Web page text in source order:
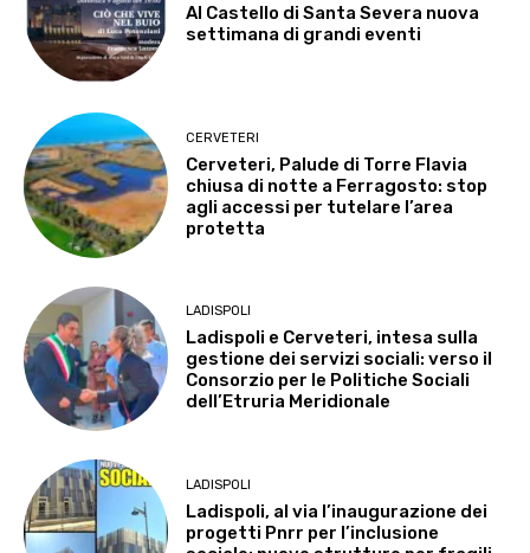
Al Castello di Santa Severa nuova
settimana di grandi eventi
CERVETERI
Cerveteri, Palude di Torre Flavia
chiusa di notte a Ferragosto: stop
agli accessi per tutelare l’area
protetta
LADISPOLI
Ladispoli e Cerveteri, intesa sulla
gestione dei servizi sociali: verso il
Consorzio per le Politiche Sociali
dell’Etruria Meridionale
LADISPOLI
Ladispoli, al via l’inaugurazione dei
progetti Pnrr per l’inclusione